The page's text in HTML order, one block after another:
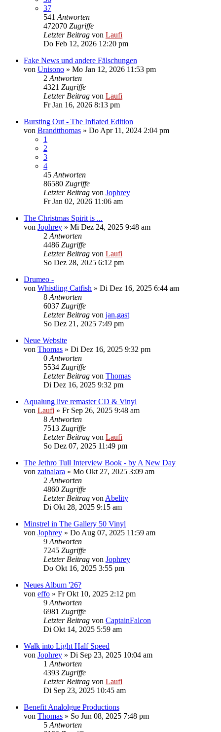
37
541 Antworten
472070 Zugriffe
Letzter Beitrag von Laufi
Do Feb 12, 2026 12:20 pm
Fake News und andere Fälschungen
von Unisono » Mo Jan 12, 2026 11:53 pm
2 Antworten
4321 Zugriffe
Letzter Beitrag von Laufi
Fr Jan 16, 2026 8:13 pm
Bursting Out - The Inflated Edition
von Brandtthomas » Do Apr 11, 2024 2:04 pm
1
2
3
4
45 Antworten
86580 Zugriffe
Letzter Beitrag von Jophrey
Fr Jan 02, 2026 11:06 am
The Christmas Spirit is ...
von Jophrey » Mi Dez 24, 2025 9:48 am
2 Antworten
4486 Zugriffe
Letzter Beitrag von Laufi
So Dez 28, 2025 6:12 pm
Drumeo -
von Whistling Catfish » Di Dez 16, 2025 6:44 am
8 Antworten
6037 Zugriffe
Letzter Beitrag von jan.gast
So Dez 21, 2025 7:49 pm
Neue Website
von Thomas » Di Dez 16, 2025 9:32 pm
0 Antworten
5534 Zugriffe
Letzter Beitrag von Thomas
Di Dez 16, 2025 9:32 pm
Aqualung live remaster CD & Vinyl
von Laufi » Fr Sep 26, 2025 9:48 am
8 Antworten
7513 Zugriffe
Letzter Beitrag von Laufi
So Dez 07, 2025 11:49 pm
The Jethro Tull Interview Book - by A New Day
von zainalara » Mo Okt 27, 2025 3:09 am
2 Antworten
4860 Zugriffe
Letzter Beitrag von Abelity
Di Okt 28, 2025 9:15 am
Minstrel in The Gallery 50 Vinyl
von Jophrey » Do Aug 07, 2025 11:59 am
9 Antworten
7245 Zugriffe
Letzter Beitrag von Jophrey
Do Okt 16, 2025 3:55 pm
Neues Album '26?
von effo » Fr Okt 10, 2025 2:12 pm
9 Antworten
6981 Zugriffe
Letzter Beitrag von CaptainFalcon
Di Okt 14, 2025 5:59 am
Walk into Light Half Speed
von Jophrey » Di Sep 23, 2025 10:04 am
1 Antworten
4393 Zugriffe
Letzter Beitrag von Laufi
Di Sep 23, 2025 10:45 am
Benefit Analolgue Productions
von Thomas » So Jun 08, 2025 7:48 pm
5 Antworten